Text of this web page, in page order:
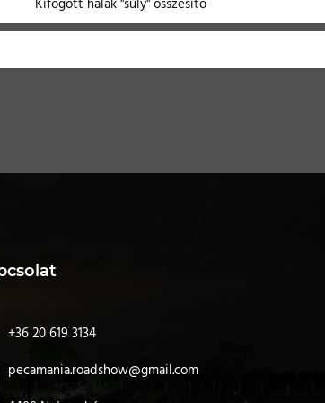
Kifogott halak "súly" összesítő
+36 20 619 3134
pecamania.roadshow@gmail.com